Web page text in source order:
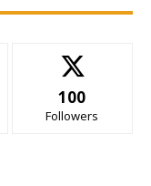
100
Followers